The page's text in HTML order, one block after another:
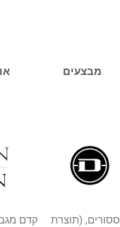
מבצעים
(תוצרת
קדם